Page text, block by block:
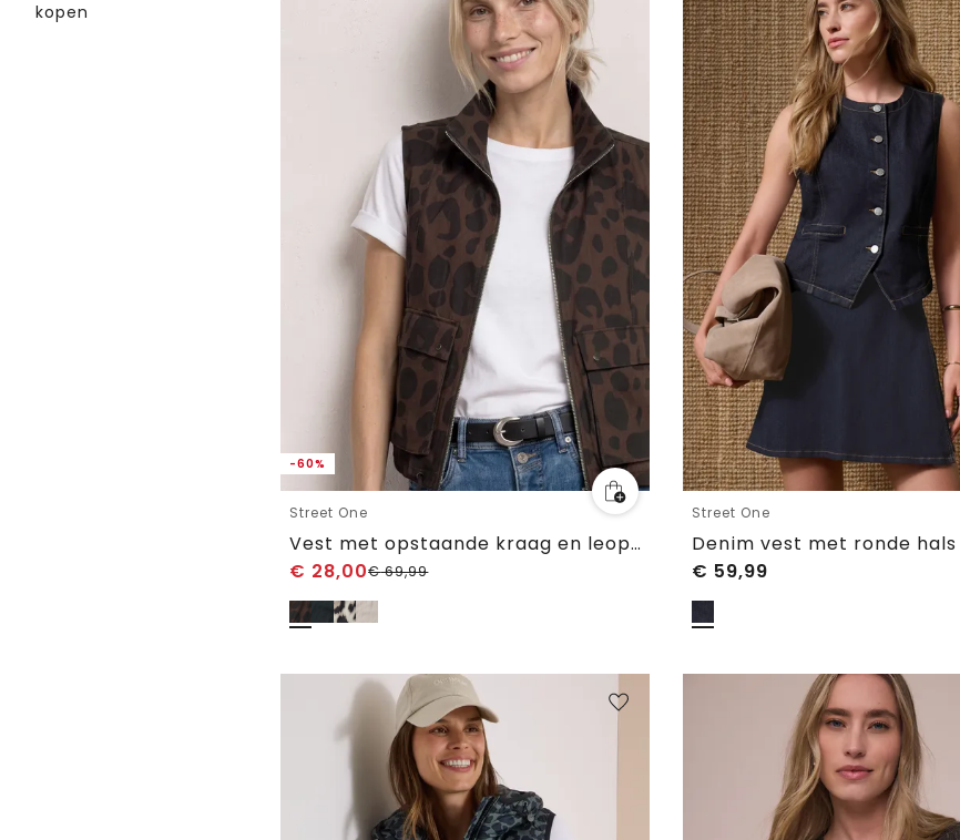
kopen
-60%
Street One
Vest met opstaande kraag en leopatroon
€ 28,00€69,99
Street One
€ 59,99